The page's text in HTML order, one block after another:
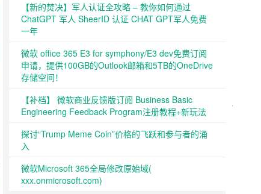
【新的焚决】军人认证全攻略 – 教你如何通过
ChatGPT 军人 SheerID 认证 CHAT GPT军人免费
一年
微软 office 365 E3 for symphony/E3 dev免费订阅
申请，提供100GB的Outlook邮箱和5TB的OneDrive
存储空间！
【补档】 微软商业反馈版订阅 Business Basic
Engineering Feedback Program注册教程+新玩法
探讨“Trump Meme Coin”价格的飞跃和参与者的涌
入
微软Microsoft 365全局修改原始域(
xxx.onmicrosoft.com)